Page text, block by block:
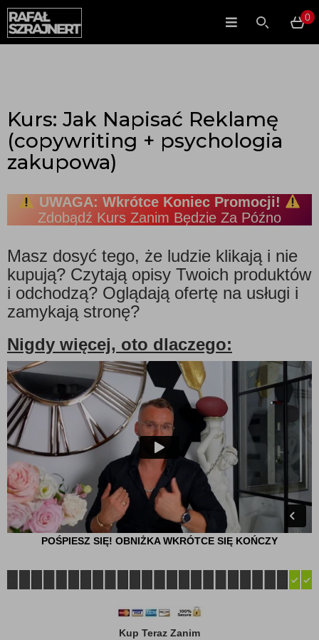
0
Kurs: Jak Napisać Reklamę
(copywriting + psychologia
zakupowa)
UWAGA: Wkrótce Koniec Promocji!
Zdobądź Kurs Zanim Będzie Za Późno
Masz dosyć tego, że ludzie klikają i nie
kupują? Czytają opisy Twoich produktów
i odchodzą? Oglądają ofertę na usługi i
zamykają stronę?
Nigdy więcej, oto dlaczego:
POŚPIESZ SIĘ! OBNIŻKA WKRÓTCE SIĘ KOŃCZY
Kup Teraz Zanim